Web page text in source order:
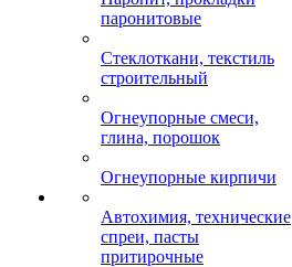
паронитовые
Стеклоткани, текстиль
строительный
Огнеупорные смеси,
глина, порошок
Огнеупорные кирпичи
Автохимия, технические
спреи, пасты
притирочные